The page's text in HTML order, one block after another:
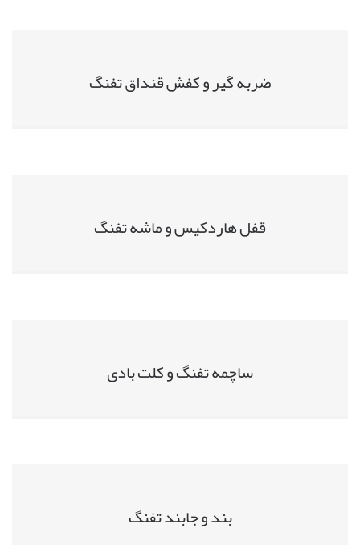
ضربه گیر و کفش قنداق تفنگ
قفل هاردکیس و ماشه تفنگ
ساچمه تفنگ و کلت بادی
بند و جابند تفنگ